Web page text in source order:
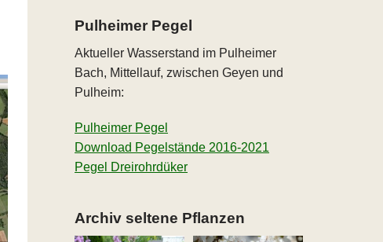
Pulheimer Pegel
Aktueller Wasserstand im Pulheimer
Bach, Mittellauf, zwischen Geyen und
Pulheim:
Pulheimer Pegel
Download Pegelstände 2016-2021
Pegel Dreirohrdüker
Archiv seltene Pflanzen